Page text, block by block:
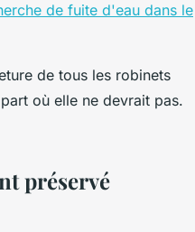
de fuite d'eau dans le
de tous les robinets
où elle ne devrait pas.
préservé